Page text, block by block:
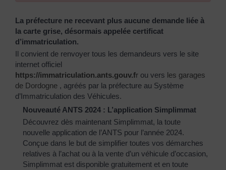
La préfecture ne recevant plus aucune demande liée à
la carte grise, désormais appelée certificat
d’immatriculation.
Il convient de renvoyer tous les demandeurs vers le site
internet officiel
https://immatriculation.ants.gouv.fr ou vers les garages
de Dordogne , agréés par la préfecture au Système
d’Immatriculation des Véhicules.
Nouveauté ANTS 2024 : L’application Simplimmat
Découvrez dès maintenant Simplimmat, la toute
nouvelle application de l’ANTS pour l’année 2024.
Conçue dans le but de simplifier toutes vos démarches
relatives à l’achat ou à la vente d’un véhicule d’occasion,
Simplimmat est disponible gratuitement et en toute